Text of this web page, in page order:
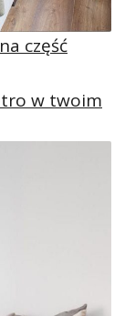
część
w twoim